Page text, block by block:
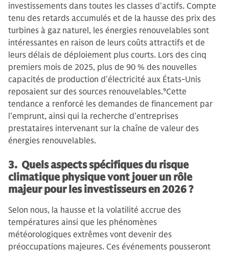
investissements dans toutes les classes d'actifs. Compte
tenu des retards accumulés et de la hausse des prix des
turbines à gaz naturel, les énergies renouvelables sont
intéressantes en raison de leurs coûts attractifs et de
leurs délais de déploiement plus courts. Lors des cinq
premiers mois de 2025, plus de 90 % des nouvelles
capacités de production d'électricité aux États-Unis
reposaient sur des sources renouvelables.9Cette
tendance a renforcé les demandes de financement par
l’emprunt, ainsi qui la recherche d’entreprises
prestataires intervenant sur la chaîne de valeur des
énergies renouvelables.
3. Quels aspects spécifiques du risque
climatique physique vont jouer un rôle
majeur pour les investisseurs en 2026 ?
Selon nous, la hausse et la volatilité accrue des
températures ainsi que les phénomènes
météorologiques extrêmes vont devenir des
préoccupations majeures. Ces événements pousseront